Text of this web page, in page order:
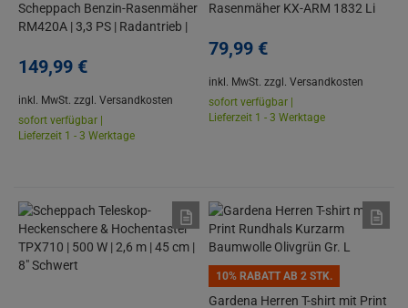
Scheppach Benzin-Rasenmäher
RM420A | 3,3 PS | Radantrieb |
149,99 €
inkl. MwSt. zzgl. Versandkosten
sofort verfügbar |
Lieferzeit 1 - 3 Werktage
Rasenmäher KX-ARM 1832 Li
79,99 €
inkl. MwSt. zzgl. Versandkosten
sofort verfügbar |
Lieferzeit 1 - 3 Werktage
10% RABATT AB 2 STK.
Gardena Herren T-shirt mit Print